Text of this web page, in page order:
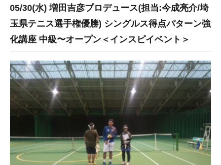
05/30(水) 増田吉彦プロデュース(担当:今成亮介/埼
玉県テニス選手権優勝) シングルス得点パターン強
化講座 中級〜オープン＜インスピイベント＞